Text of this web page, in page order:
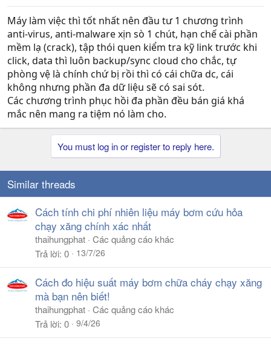
Máy làm việc thì tốt nhất nên đầu tư 1 chương trình
anti-virus, anti-malware xịn sò 1 chút, hạn chế cài phần
mềm lạ (crack), tập thói quen kiểm tra kỹ link trước khi
click, data thì luôn backup/sync cloud cho chắc, tự
phòng vệ là chính chứ bị rồi thì có cái chữa dc, cái
không nhưng phần đa dữ liệu sẽ có sai sót.
Các chương trình phục hồi đa phần đều bán giá khá
mắc nên mang ra tiệm nó làm cho.
You must log in or register to reply here.
Similar threads
Cách tính chi phí nhiên liệu máy bơm cứu hỏa
chạy xăng chính xác nhất
thaihungphat Các quảng cáo khác
Trả lời 0 13/7/26
Cách đo hiệu suất máy bơm chữa cháy chạy xăng
mà bạn nên biết!
thaihungphat Các quảng cáo khác
Trả lời 0 9/4/26